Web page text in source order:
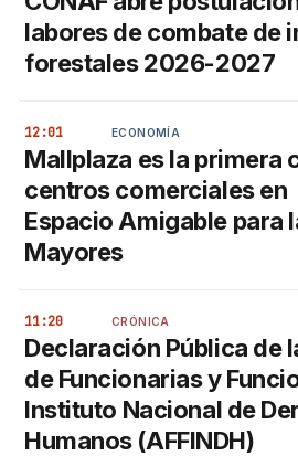
labores de combate de
forestales 2026-2027
12:01 ECONOMÍA
Mallplaza es la primera
centros comerciales en
Espacio Amigable para
Mayores
11:20 CRÓNICA
Declaración Pública de
de Funcionarias y
Instituto Nacional de
Humanos (AFFINDH)